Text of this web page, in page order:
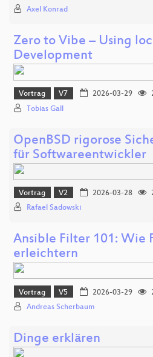
Axel Konrad
Zero to Vibe – Using
Development
Vortrag V7 2026-03-29
Tobias Gall
OpenBSD rigorose
für Softwareentwickler
Vortrag V2 2026-03-28
Rafael Sadowski
Ansible Filter 101: Wie
erleichtern
Vortrag V5 2026-03-29
Andreas Scherbaum
Dinge erklären